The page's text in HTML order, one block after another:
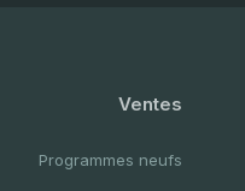
Ventes
Programmes neufs